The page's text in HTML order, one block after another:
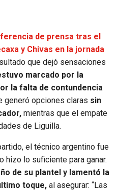
de prensa tras el
y Chivas en la jornada
que dejó sensaciones
marcado por la
la falta de contundencia
generó opciones claras sin
mientras que el empate
de Liguilla.
el técnico argentino fue
hizo lo suficiente para ganar.
de su plantel y lamentó la
toque, al asegurar: “Las